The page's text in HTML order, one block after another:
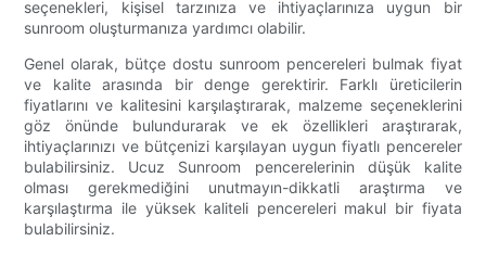
seçenekleri, kişisel tarzınıza ve ihtiyaçlarınıza uygun bir
sunroom oluşturmanıza yardımcı olabilir.
Genel olarak, bütçe dostu sunroom pencereleri bulmak fiyat
ve kalite arasında bir denge gerektirir. Farklı üreticilerin
fiyatlarını ve kalitesini karşılaştırarak, malzeme seçeneklerini
göz önünde bulundurarak ve ek özellikleri araştırarak,
ihtiyaçlarınızı ve bütçenizi karşılayan uygun fiyatlı pencereler
bulabilirsiniz. Ucuz Sunroom pencerelerinin düşük kalite
olması gerekmediğini unutmayın-dikkatli araştırma ve
karşılaştırma ile yüksek kaliteli pencereleri makul bir fiyata
bulabilirsiniz.